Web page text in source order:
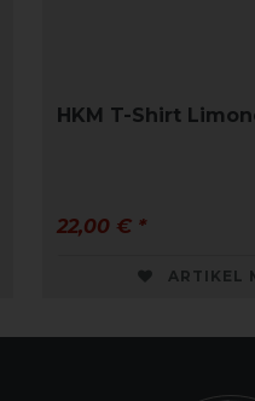
HKM T-Shirt
22,00 € *
ARTIKEL